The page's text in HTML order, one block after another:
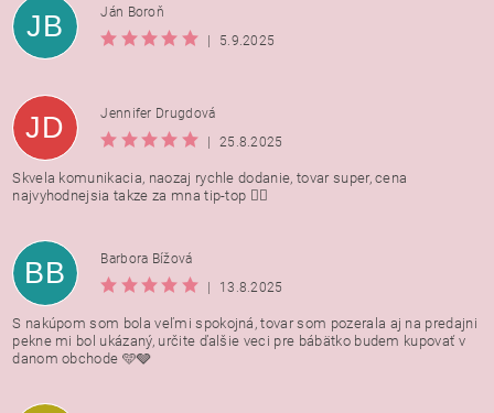
JB
Ján Boroň
5.9.2025
JD
Jennifer Drugdová
25.8.2025
Skvela komunikacia, naozaj rychle dodanie, tovar super, cena
najvyhodnejsia takze za mna tip-top 👍🏻
BB
Barbora Bížová
13.8.2025
S nakúpom som bola veľmi spokojná, tovar som pozerala aj na predajni
pekne mi bol ukázaný, určite ďalšie veci pre bábätko budem kupovať v
danom obchode 🩵🩶